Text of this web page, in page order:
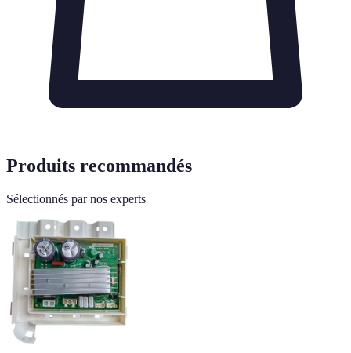
Produits recommandés
Sélectionnés par nos experts